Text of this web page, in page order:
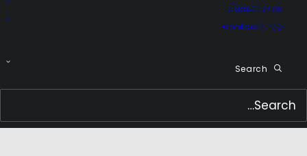
אוֹדוֹת | about
קֶשֶׁר | contact
Search